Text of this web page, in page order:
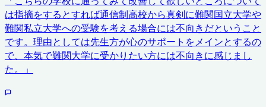
は指摘をするとすれば通信制高校から真剣に難関国立大学や
難関私立大学への受験を考える場合には不向きだということ
です。理由としては先生方が心のサポートをメインとするの
で、本気で難関大学に受かりたい方には不向きに感じまし
た。
」